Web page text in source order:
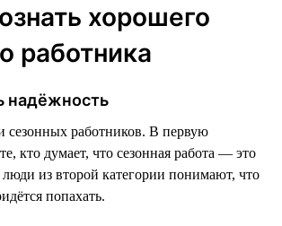
хорошего
работника
надёжность
сезонных работников. В первую
кто думает, что сезонная работа — это
из второй категории понимают, что
попахать.